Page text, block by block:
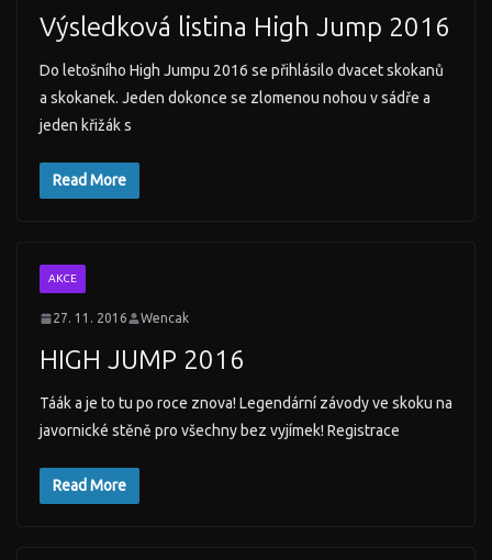
Výsledková listina High Jump 2016
Do letošního High Jumpu 2016 se přihlásilo dvacet skokanů
a skokanek. Jeden dokonce se zlomenou nohou v sádře a
jeden křižák s
Read More
AKCE
27. 11. 2016 Wencak
HIGH JUMP 2016
Táák a je to tu po roce znova! Legendární závody ve skoku na
javornické stěně pro všechny bez vyjímek! Registrace
Read More